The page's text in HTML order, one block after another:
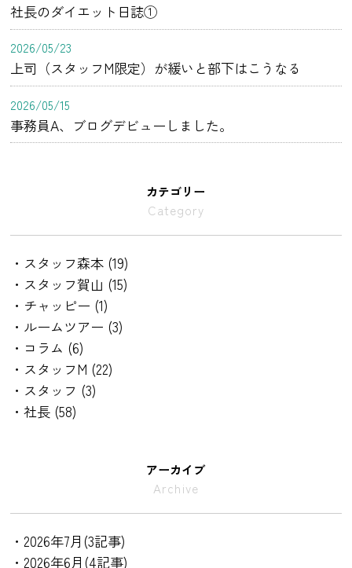
社長のダイエット日誌①
2026/05/23
上司（スタッフM限定）が緩いと部下はこうなる
2026/05/15
事務員A、ブログデビューしました。
カテゴリー
Category
・スタッフ森本 (19)
・スタッフ賀山 (15)
・チャッピー (1)
・ルームツアー (3)
・コラム (6)
・スタッフM (22)
・スタッフ (3)
・社長 (58)
アーカイブ
Archive
・2026年7月(3記事)
・2026年6月(4記事)